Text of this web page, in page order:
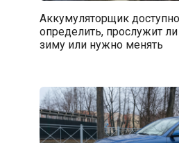
Аккумуляторщик
определить, прослужит
зиму или нужно менять